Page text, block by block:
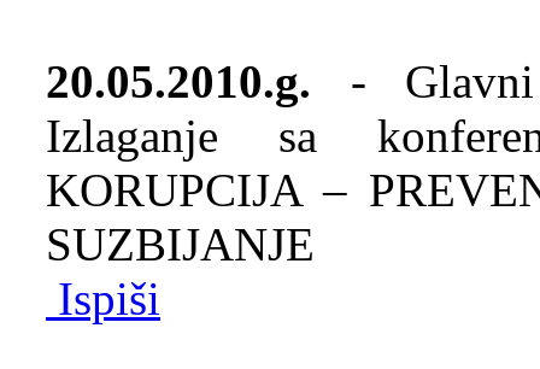
20.05.2010.g. -
Izlaganje sa
KORUPCIJA –
SUZBIJANJE
Ispiši